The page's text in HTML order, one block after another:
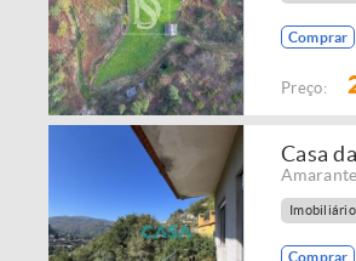
Comprar
Preço:
Casa
Amarante
Imobiliário
Comprar